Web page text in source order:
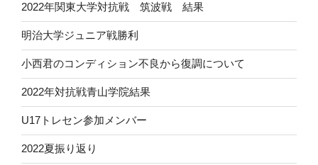
2022年関東大学対抗戦 筑波戦 結果
明治大学ジュニア戦勝利
小西君のコンディション不良から復調について
2022年対抗戦青山学院結果
U17トレセン参加メンバー
2022夏振り返り